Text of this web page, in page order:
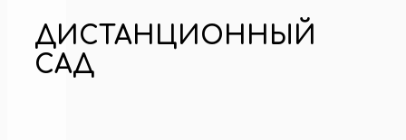
ДИСТАНЦИОННЫЙ
САД